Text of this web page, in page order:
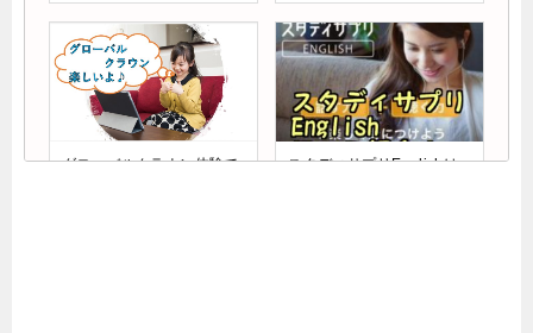
グローバルクラウン体験で
スタディサプリEnglishは